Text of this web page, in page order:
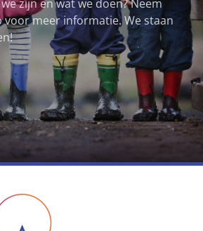
zijn en wat we doen? Neem
meer informatie. We staan